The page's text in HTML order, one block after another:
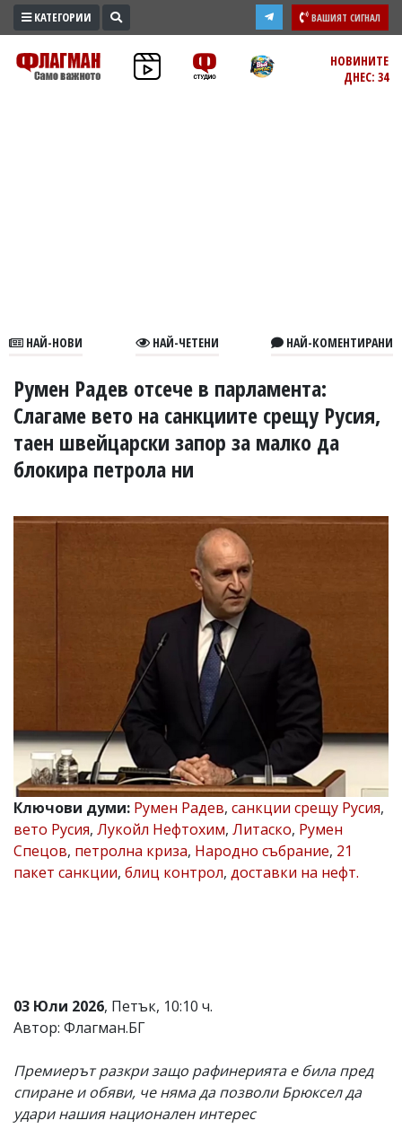
ПРОМО
ЗОНА
В
УКРАЙНА
СПОРТ
РАЗСЛЕДВАНЕ
ЮГ
k.kassabova@flagman.bg
редактор:
Иван
Колев,
email:
office@flagman.bg
Коментарите
под
статиите
се
отговорност
тях!
откриете
обиден
за
вас
КАТЕГОРИИ ВАШИЯТ СИГНАЛ
НОВИНИТЕ
ДНЕС: 34
НАЙ-НОВИ НАЙ-ЧЕТЕНИ НАЙ-КОМЕНТИРАНИ
Румен Радев отсече в парламента:
Слагаме вето на санкциите срещу Русия,
таен швейцарски запор за малко да
блокира петрола ни
Ключови думи: Румен Радев, санкции срещу Русия,
вето Русия, Лукойл Нефтохим, Литаско, Румен
Спецов, петролна криза, Народно събрание, 21
пакет санкции, блиц контрол, доставки на нефт.
03 Юли 2026, Петък, 10:10 ч.
Автор: Флагман.БГ
Премиерът разкри защо рафинерията е била пред
спиране и обяви, че няма да позволи Брюксел да
удари нашия национален интерес